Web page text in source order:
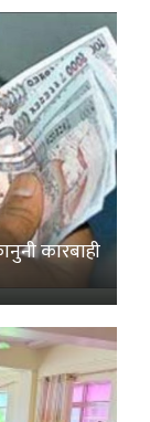
कारबाही